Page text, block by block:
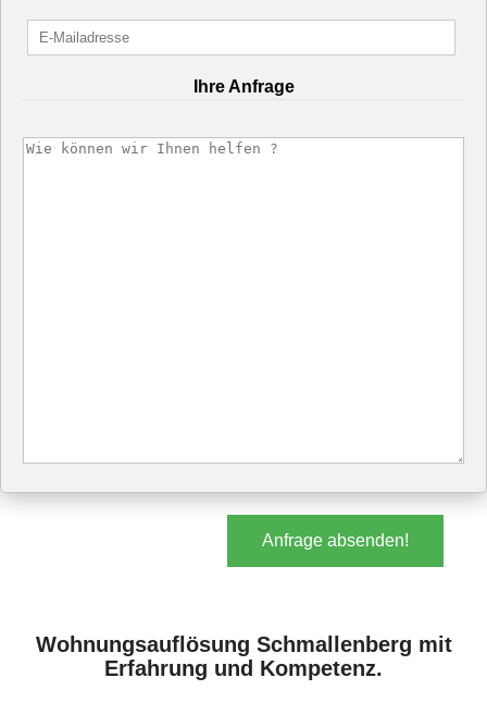
Ihre Anfrage
Anfrage absenden!
Wohnungsauflösung Schmallenberg mit
Erfahrung und Kompetenz.